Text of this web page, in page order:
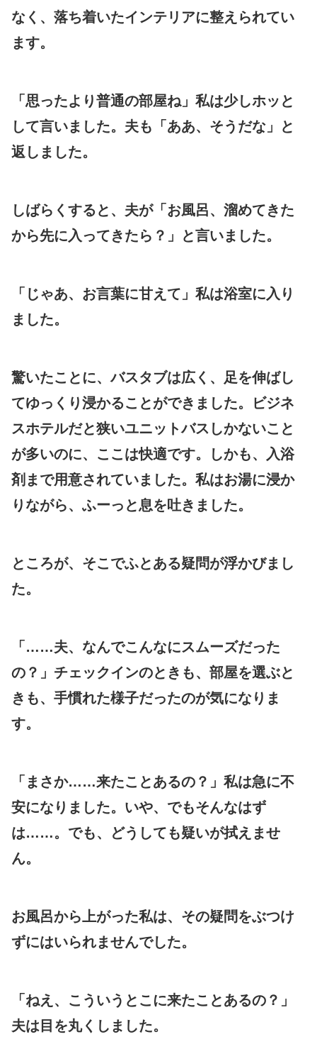
なく、落ち着いたインテリアに整えられてい
ます。
「思ったより普通の部屋ね」私は少しホッと
して言いました。夫も「ああ、そうだな」と
返しました。
しばらくすると、夫が「お風呂、溜めてきた
から先に入ってきたら？」と言いました。
「じゃあ、お言葉に甘えて」私は浴室に入り
ました。
驚いたことに、バスタブは広く、足を伸ばし
てゆっくり浸かることができました。ビジネ
スホテルだと狭いユニットバスしかないこと
が多いのに、ここは快適です。しかも、入浴
剤まで用意されていました。私はお湯に浸か
りながら、ふーっと息を吐きました。
ところが、そこでふとある疑問が浮かびまし
た。
「……夫、なんでこんなにスムーズだった
の？」チェックインのときも、部屋を選ぶと
きも、手慣れた様子だったのが気になりま
す。
「まさか……来たことあるの？」私は急に不
安になりました。いや、でもそんなはず
は……。でも、どうしても疑いが拭えませ
ん。
お風呂から上がった私は、その疑問をぶつけ
ずにはいられませんでした。
「ねえ、こういうとこに来たことあるの？」
夫は目を丸くしました。